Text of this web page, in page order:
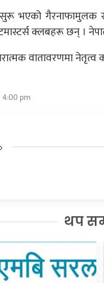
सुरू भएको
क्लबहरू छन् ।
वातावरणमा
4:00 pm
थप